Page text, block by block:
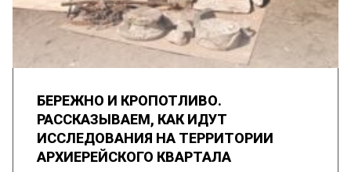
БЕРЕЖНО И КРОПОТЛИВО.
РАССКАЗЫВАЕМ, КАК ИДУТ
ИССЛЕДОВАНИЯ НА ТЕРРИТОРИИ
АРХИЕРЕЙСКОГО КВАРТАЛА